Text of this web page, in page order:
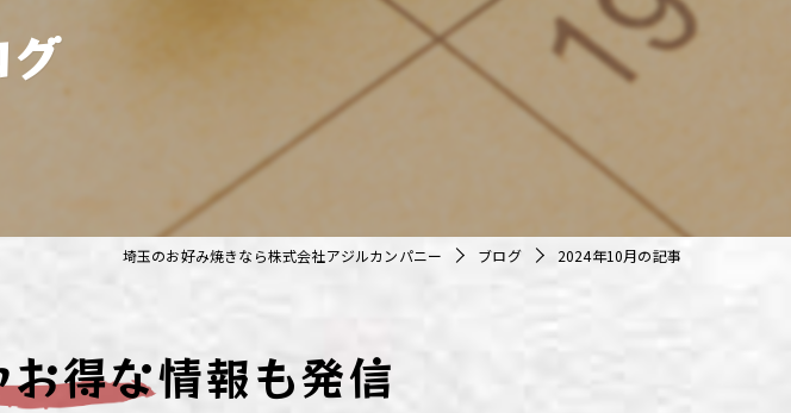
焼きそば
鉄板焼き
グ
埼玉のお好み焼きなら株式会社アジルカンパニー ブログ 2024年10月の記事
得な情報も発信